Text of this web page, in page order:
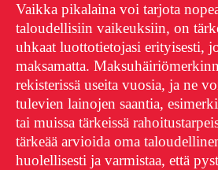
Vaikka pikalaina voi tarjota
taloudellisiin vaikeuksiin, on
uhkaat luottotietojasi erityisesti,
maksamatta.
rekisterissä useita vuosia, ja ne
tulevien lainojen saantia,
tai muissa tärkeissä
tärkeää arvioida oma
huolellisesti ja varmistaa, että